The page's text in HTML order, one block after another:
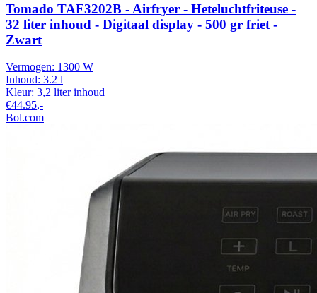
Tomado TAF3202B - Airfryer - Heteluchtfriteuse -
32 liter inhoud - Digitaal display - 500 gr friet -
Zwart
Vermogen: 1300 W
Inhoud: 3.2 l
Kleur: 3,2 liter inhoud
€44.95,-
Bol.com